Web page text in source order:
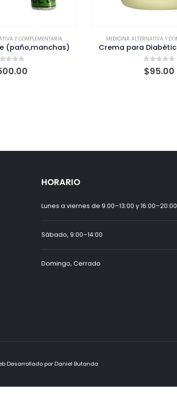
MEDICINA ALTERNATIVA Y COMPLEMENTARIA
Crema para Diabético (250 grs.)
HORARIO
Lunes a viernes de 9:00–13:00 y 16:00–20:00
Sábado, 9:00–14:00
Domingo, Cerrado
Desarrollado porDaniel Butanda